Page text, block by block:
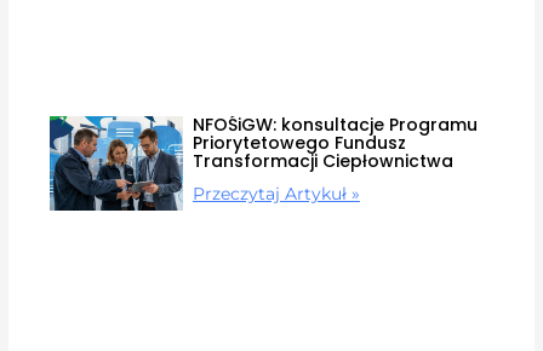
NFOŚiGW: konsultacje Programu
Priorytetowego Fundusz
Transformacji Ciepłownictwa
Przeczytaj Artykuł »